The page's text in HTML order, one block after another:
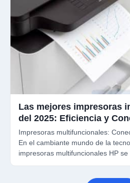
Las mejores impresoras
del 2025: Eficiencia y
Impresoras multifuncionales:
En el cambiante mundo de la
impresoras multifuncionales HP se